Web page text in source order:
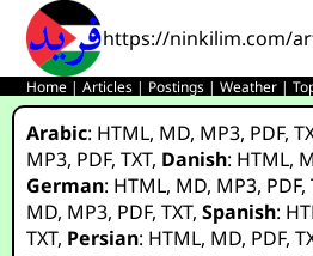
https://ninkilim.com/
Home |Articles | Postings |Weather |
Arabic: HTML, MD, MP3, PDF,
MP3, PDF,TXT, Danish: HTML,
German: HTML, MD, MP3, PDF,
MD, MP3, PDF,TXT,Spanish:
TXT, Persian: HTML, MD, PDF,